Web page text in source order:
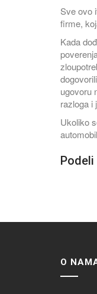
Sve ovo
firme,
Kada
ugovoru
razloga i
Ukoliko
O